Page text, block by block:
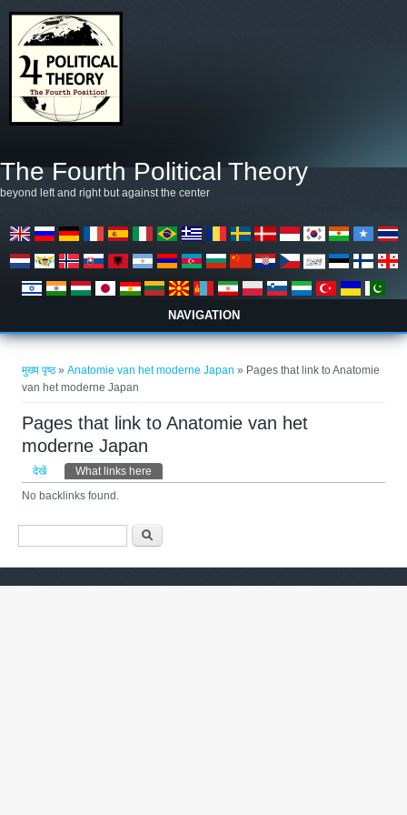
The Fourth Political Theory
beyond left and right but against the center
NAVIGATION
मुख्य पृष्ठ»Anatomie van het moderne Japan » Pages that link to Anatomie
van het moderne Japan
Pages that link to Anatomie van het
moderne Japan
प्राथमिक टैब्स
देखें What links here
No backlinks found.